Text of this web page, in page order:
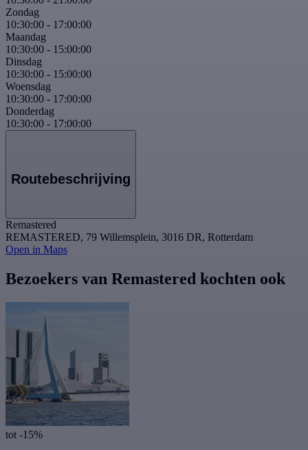
Zondag
10:30:00 - 17:00:00
Maandag
10:30:00 - 15:00:00
Dinsdag
10:30:00 - 15:00:00
Woensdag
10:30:00 - 17:00:00
Donderdag
10:30:00 - 17:00:00
Routebeschrijving
Remastered
REMASTERED, 79 Willemsplein, 3016 DR, Rotterdam
Open in Maps
Bezoekers van Remastered kochten ook
tot -15%